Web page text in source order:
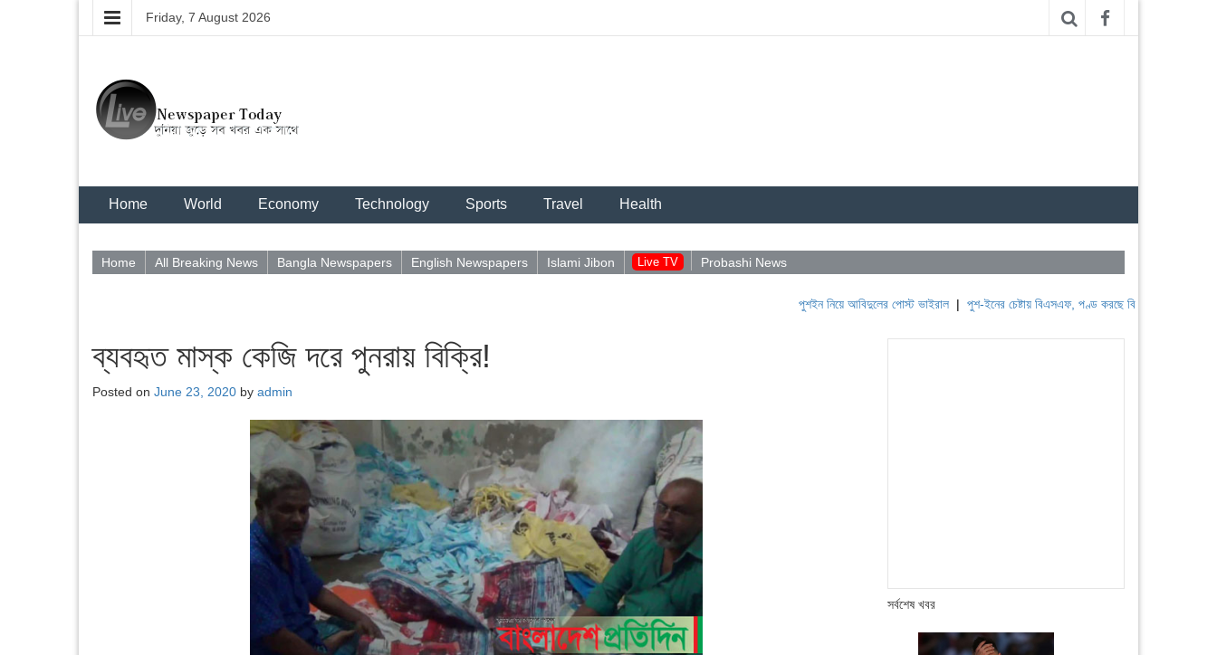
Friday, 7 August 2026
Home World Economy Technology Sports Travel Health
Home All Breaking News Bangla Newspapers English Newspapers Islami Jibon Live TV Probashi News
পুশইন নিয়ে আবিদুলের পোস্ট ভাইরাল|পুশ-ইনের চেষ্টায় বিএসএফ, পণ্ড করছে বিজিবি|লেবাননের ঐতিহাসিক
ব্যবহৃত মাস্ক কেজি দরে পুনরায় বিক্রি!
Posted on June 23, 2020 by admin
সর্বশেষ খবর